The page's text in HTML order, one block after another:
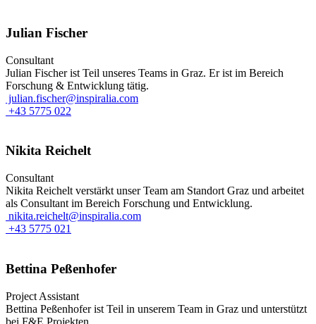
Julian Fischer
Consultant
Julian Fischer ist Teil unseres Teams in Graz. Er ist im Bereich
Forschung & Entwicklung tätig.
julian.fischer@inspiralia.com
+43 5775 022
Nikita Reichelt
Consultant
Nikita Reichelt verstärkt unser Team am Standort Graz und arbeitet
als Consultant im Bereich Forschung und Entwicklung.
nikita.reichelt@inspiralia.com
+43 5775 021
Bettina Peßenhofer
Project Assistant
Bettina Peßenhofer ist Teil in unserem Team in Graz und unterstützt
bei F&E Projekten